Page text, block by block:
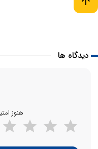
را نهایی کنید.
دیدگاه ها
هنوز